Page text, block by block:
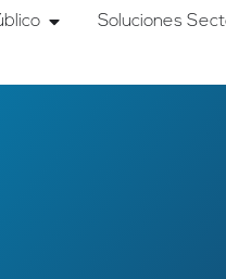
Soluciones